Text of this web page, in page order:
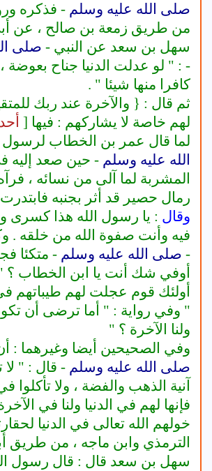
صلى الله عليه وسلم - فذكره
من طريق زمعة بن صالح ، عن
سهل بن سعد عن النبي - صلى
- : " لو عدلت الدنيا جناح بعوضة
كافرا منها شيئا " .
ثم قال : { والآخرة عند ربك
لهم خاصة لا يشاركهم : فيها [ أحد
لما قال عمر بن الخطاب لرسول
الله عليه وسلم - حين صعد إليه
المشربة لما آلى من نسائه ،
رمال حصير قد أثر بجنبه فابتدرت
وقال : يا رسول الله هذا كسرى
فيه وأنت صفوة الله من خلقه .
- صلى الله عليه وسلم - متكئا
أوفي شك أنت يا ابن الخطاب ؟
أولئك قوم عجلت لهم طيباتهم في
" وفي رواية : " أما ترضى أن
ولنا الآخرة ؟ "
وفي الصحيحين أيضا وغيرهما :
صلى الله عليه وسلم - قال : "
آنية الذهب والفضة ، ولا تأكلوا
فإنها لهم في الدنيا ولنا في
خولهم الله تعالى في الدنيا
الترمذي وابن ماجه ، من طريق
سهل بن سعد قال : قال رسول